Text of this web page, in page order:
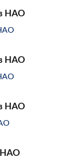
НАО
НАО
НАО
НАО